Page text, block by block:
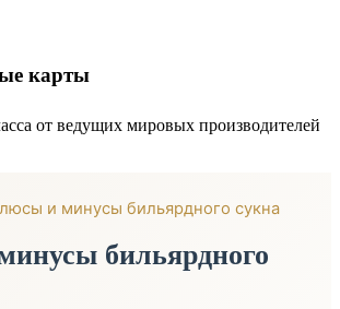
карты
от ведущих мировых производителей
и минусы бильярдного сукна
бильярдного